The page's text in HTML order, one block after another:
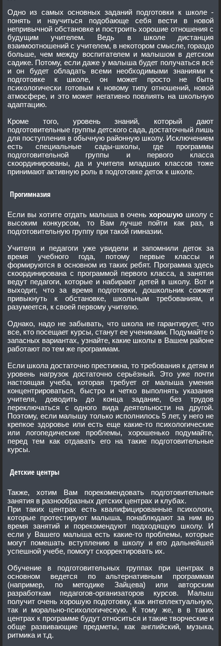
Одно из самых основных заданий подготовки к школе -
понять и научиться подобающе себя вести в новой
непривычной обстановке и построить хорошие отношения с
будущим учителем. Ведь в школе дистанция
взаимоотношений с учителем, в некотором смысле, гораздо
больше, чем между воспитателем и малышом в детском
садике. Потому, если даже у малыша будет получаться всё
и он будет обладать всеми необходимыми знаниями к
подготовке к школе, он может просто не быть
психологически готовым к новому типу отношений, новой
атмосфере, и это может негативно повлиять на школьную
адаптацию.
Кроме того, уровень знаний, который дают
подготовительные группы детского сада, достаточный лишь
для поступления в обычную районную школу. Исключением
есть специальные сады-школы, где программы
подготовительной группы и первого класса
скоординированы, да и учителя младших классов тоже
принимают активную роль в подготовке деток к школе.
Прогимназия
Если вы хотите отдать малыша в очень хорошую школу с
высоким конкурсом, то Вам лучше пойти как раз, в
подготовительную группу при такой гимназии.
Учителя и педагоги уже увидели и запомнили деток за
время учебного года, потому первые классы и
формируются в основном из таких ребят. Программа здесь
скоординирована с программой первого класса, а занятия
ведут педагоги, которые и набирают детей в школу. Вот и
выходит, что за время подготовки, дошкольник сожжет
привыкнуть к обстановке, школьным требованиям, и
разумеется, к своей первому учителю.
Однако, надо не забывать, что школа не гарантирует, что
все, кто посещает курсы, станут ее учениками. Подумайте о
запасных вариантах, узнайте, какие школы в Вашем районе
работают по тем же программам.
Если школа достаточно престижна, то требования к детям и
уровень нагрузок достаточно серьёзный. Это уже почти
настоящая учеба, которая требует от малыша умения
концентрироваться, быстро и четко выполнять указания
учителя, доводить до конца задание, без трудов
переключаться с одного вида деятельности на другой.
Поэтому, если малышу только исполнилось 5 лет, у него не
крепкое здоровье или есть еще какие-то психологические
или логопедические проблемы, хорошенько подумайте,
перед тем как отдавать его на такие подготовительные
курсы.
Детские центры
Также, хотим Вам порекомендовать подготовительные
занятия в разнообразных детских центрах и клубах.
При таких центрах есть квалифицированные психологи,
которые протестируют малыша, понаблюдают за ним во
время занятий и порекомендуют подходящую школу. И
если у Вашего малыша есть какие-то проблемы, которые
могут помешать вступлению в школу и его дальнейшей
успешной учебе, помогут скорректировать их.
Обучение в подготовительных группах при центрах в
основном ведется по альтернативным программам
(например, по методике Зайцева) или авторским
разработкам педагогов-организаторов курсов. Малыш
получит очень хорошую подготовку, как интеллектуальную,
так и морально-психологическую. К тому же, в в таких
центрах к программе будут относиться и такие творческие и
обще развивающие предметы, как английский, музыка,
ритмика и т.д.